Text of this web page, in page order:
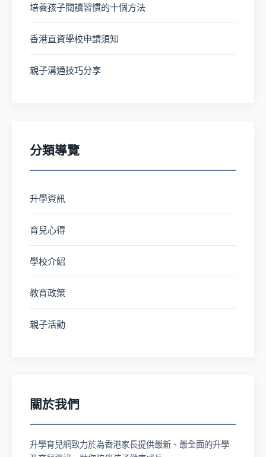
培養孩子閱讀習慣的十個方法
香港直資學校申請須知
親子溝通技巧分享
分類導覽
升學資訊
育兒心得
學校介紹
教育政策
親子活動
關於我們
升學育兒網致力於為香港家長提供最新、最全面的升學